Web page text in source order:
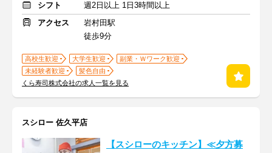
シフト
週2日以上 1日3時間以上
アクセス
岩村田駅
徒歩9分
高校生歓迎 大学生歓迎
副業・Ｗワーク歓迎
未経験者歓迎
髪色自由
くら寿司株式会社の求人一覧を見る
スシロー 佐久平店
【スシローのキッチン】≪夕方募